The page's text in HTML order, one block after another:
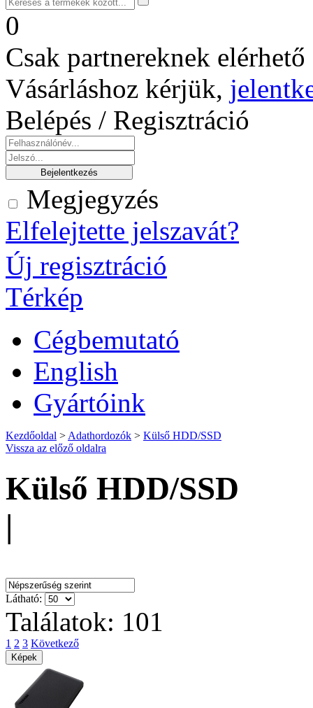
0
Csak partnereknek
Vásárláshoz kérjük,
Belépés / Regisztráció
Megjegyzés
Elfelejtette jelszavát?
Új regisztráció
Térkép
Cégbemutató
English
Gyártóink
Kezdőoldal > Adathordozók > Külső HDD/SSD
Vissza az előző oldalra
Külső HDD/SSD
|
Látható:
Találatok: 101
1 2 3 Következő